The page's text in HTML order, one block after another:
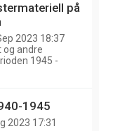
på
2023 18:37
og andre
1945 -
1945
2023 17:31